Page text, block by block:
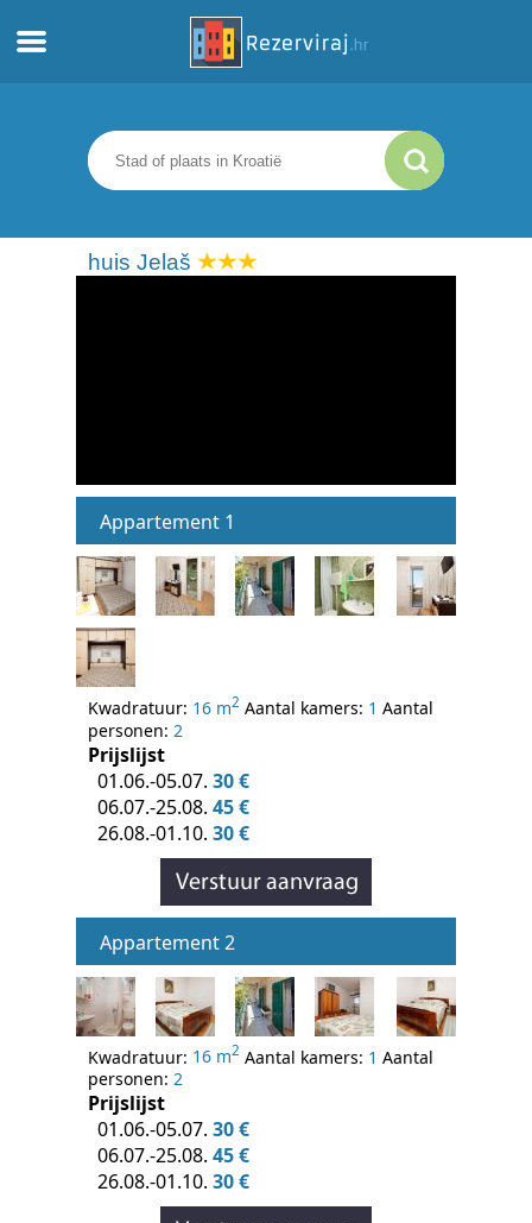
Appartementen
Toeristeninformatie
musea
huis Jelaš
Appartement 1
Kwadratuur: 16 m2 Aantal kamers: 1 Aantal
personen: 2
Prijslijst
01.06.-05.07. 30 €
06.07.-25.08. 45 €
26.08.-01.10. 30 €
Appartement 2
Kwadratuur: 16 m2 Aantal kamers: 1 Aantal
personen: 2
Prijslijst
01.06.-05.07. 30 €
06.07.-25.08. 45 €
26.08.-01.10. 30 €